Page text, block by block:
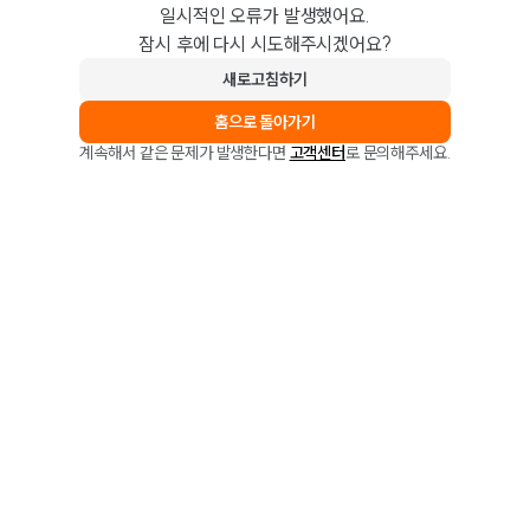
일시적인 오류가 발생했어요.
잠시 후에 다시 시도해주시겠어요?
새로고침하기
홈으로 돌아가기
계속해서 같은 문제가 발생한다면 고객센터로 문의해주세요.